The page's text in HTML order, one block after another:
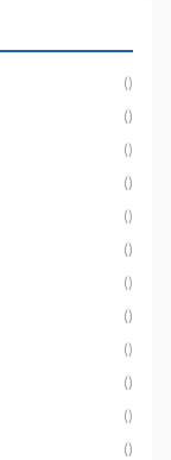
()
()
()
()
()
()
()
()
()
()
()
()